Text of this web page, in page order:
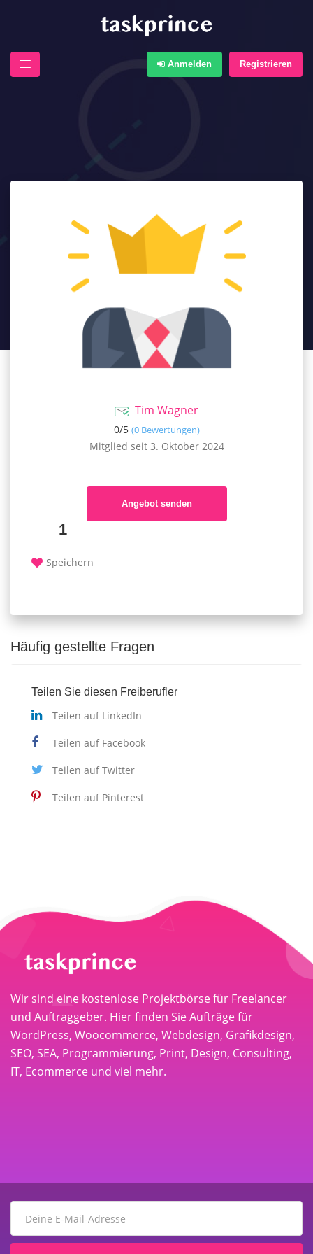
Anmelden Registrieren
Tim Wagner
0/5 (0 Bewertungen)
Mitglied seit 3. Oktober 2024
Angebot senden
1
Speichern
Häufig gestellte Fragen
Teilen Sie diesen Freiberufler
Teilen auf LinkedIn
Teilen auf Facebook
Teilen auf Twitter
Teilen auf Pinterest
Wir sind eine kostenlose Projektbörse für Freelancer
und Auftraggeber. Hier finden Sie Aufträge für
WordPress, Woocommerce, Webdesign, Grafikdesign,
SEO, SEA, Programmierung, Print, Design, Consulting,
IT, Ecommerce und viel mehr.